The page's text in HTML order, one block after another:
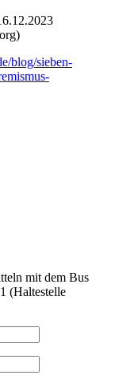
)
blog/sieben-
mit dem Bus
(Haltestelle